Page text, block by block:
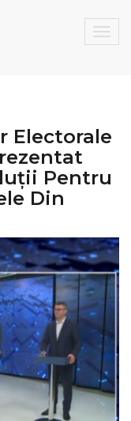
Electorale
Pentru
Din